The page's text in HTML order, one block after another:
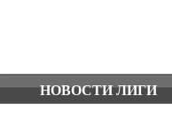
НОВОСТИ ЛИГИ